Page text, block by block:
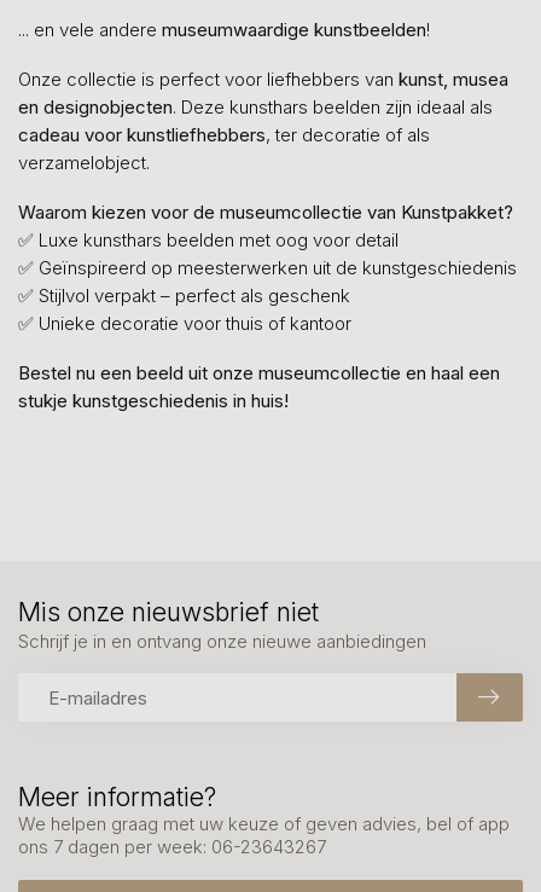
... en vele andere museumwaardige kunstbeelden!
Onze collectie is perfect voor liefhebbers van kunst, musea
en designobjecten. Deze kunsthars beelden zijn ideaal als
cadeau voor kunstliefhebbers, ter decoratie of als
verzamelobject.
Waarom kiezen voor de museumcollectie van Kunstpakket?
✅ Luxe kunsthars beelden met oog voor detail
✅ Geïnspireerd op meesterwerken uit de kunstgeschiedenis
✅ Stijlvol verpakt – perfect als geschenk
✅ Unieke decoratie voor thuis of kantoor
Bestel nu een beeld uit onze museumcollectie en haal een
stukje kunstgeschiedenis in huis!
Meer informatie?
We helpen graag met uw keuze of geven advies, bel of app
ons 7 dagen per week: 06-23643267
Mis onze nieuwsbrief niet
Schrijf je in en ontvang onze nieuwe aanbiedingen